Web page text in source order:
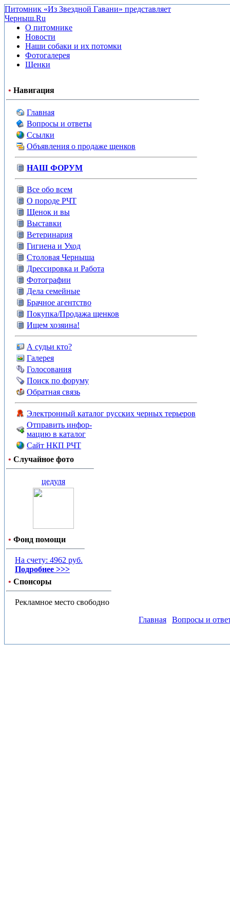
Питомник «Из Звездной Гавани» представляет
Черныш.Ru
О питомнике
Новости
Наши собаки и их потомки
Фотогалерея
Щенки
• Навигация
Главная
Вопросы и ответы
Ссылки
Объявления о продаже щенков
НАШ ФОРУМ
Все обо всем
О породе РЧТ
Щенок и вы
Выставки
Ветеринария
Гигиена и Уход
Столовая Черныша
Дрессировка и Работа
Фотографии
Дела семейные
Брачное агентство
Покупка/Продажа щенков
Ищем хозяина!
А судьи кто?
Галерея
Голосования
Поиск по форуму
Обратная связь
Электронный каталог русских черных терьеров
Отправить инфор-
мацию в каталог
Сайт НКП РЧТ
• Случайное фото
цедуля
• Фонд помощи
На счету: 4962 руб.
Подробнее >>>
• Спонсоры
Рекламное место свободно
Главная
Вопросы и